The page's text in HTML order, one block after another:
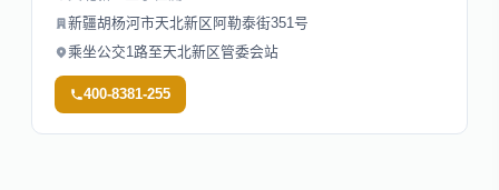
新疆胡杨河市天北新区阿勒泰街351号
乘坐公交1路至天北新区管委会站
400-8381-255